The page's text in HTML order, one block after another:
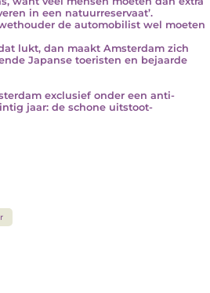
in een natuurreservaat’.
de automobilist wel moeten
lukt, dan maakt Amsterdam zich
Japanse toeristen en bejaarde
exclusief onder een anti-
jaar: de schone uitstoot-